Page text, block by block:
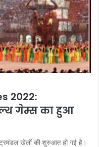
2022:
गेम्स का हुआ
खेलों की शुरुआत हो गई है।